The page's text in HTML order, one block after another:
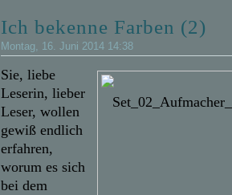
Ich bekenne Farben (2)
Montag, 16. Juni 2014 14:38
Sie, liebe
Leserin, lieber
Leser, wollen
gewiß endlich
erfahren,
worum es sich
bei dem